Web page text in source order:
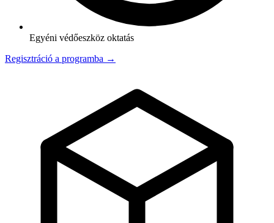
Egyéni védőeszköz oktatás
Regisztráció a programba →